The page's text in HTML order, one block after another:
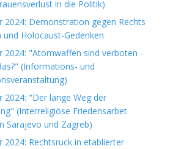
in die Politik)
2024: Demonstration gegen Rechts
und Holocaust-Gedenken
2024: "Atomwaffen sind verboten -
(Informations- und
2024: "Der lange Weg der
(Interreligiöse Friedensarbet
Sarajevo und Zagreb)
2024: Rechtsruck in etablierter